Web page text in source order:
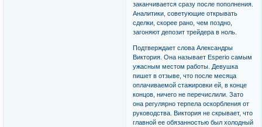
заканчивается сразу после пополнения.
Аналитики, советующие открывать
сделки, скорее рано, чем поздно,
загоняют депозит трейдера в ноль.
Подтверждает слова Александры
Виктория. Она называет Esperio самым
ужасным местом работы. Девушка
пишет в отзыве, что после месяца
оплачиваемой стажировки ей, в конце
концов, ничего не перечислили. Зато
она регулярно терпела оскорбления от
руководства. Виктория не скрывает, что
главной ее обязанностью был холодный